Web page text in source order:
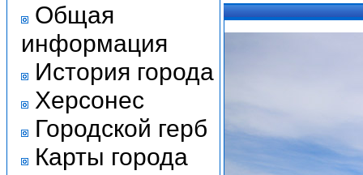
Общая
информация
История города
Херсонес
Городской герб
Карты города